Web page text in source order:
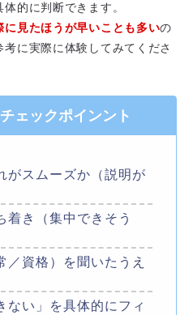
的に判断できます。
に見たほうが早いことも多いの
に実際に体験してみてくださ
ェックポインント
がスムーズか（説明が
着き（集中できそう
／資格）を聞いたうえ
ない」を具体的にフィ